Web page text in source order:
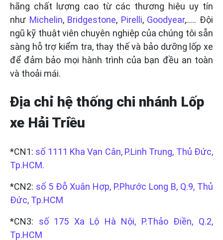
hãng chất lượng cao từ các thương hiệu uy tín
như Michelin, Bridgestone, Pirelli, Goodyear,….. Đội
ngũ kỹ thuật viên chuyên nghiệp của chúng tôi sẵn
sàng hỗ trợ kiểm tra, thay thế và bảo dưỡng lốp xe
để đảm bảo mọi hành trình của bạn đều an toàn
và thoải mái.
Địa chỉ hệ thống chi nhánh Lốp
xe Hải Triều
*CN1: số 1111 Kha Vạn Cân, P.Linh Trung, Thủ Đức,
Tp.HCM.
*CN2: số 5 Đỗ Xuân Hợp, P.Phước Long B, Q.9, Thủ
Đức, Tp.HCM
*CN3: số 175 Xa Lộ Hà Nội, P.Thảo Điền, Q.2,
Tp.HCM